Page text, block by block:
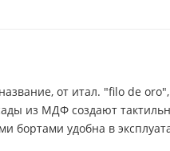
от итал. "filo de
из МДФ создают
бортами удобна в